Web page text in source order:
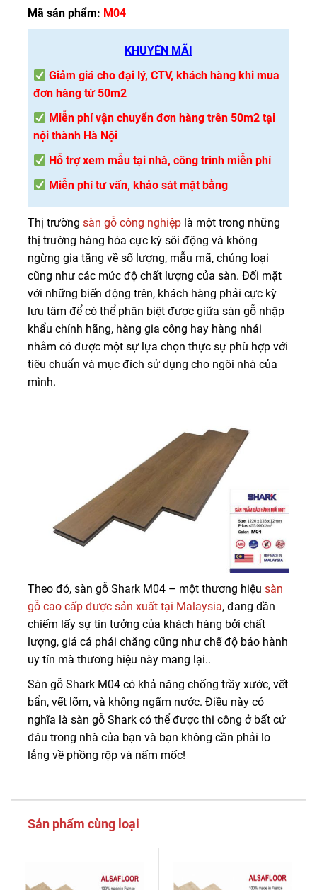
Mã sản phẩm: M04
KHUYẾN MÃI
Giảm giá cho đại lý, CTV, khách hàng khi mua
đơn hàng từ 50m2
Miễn phí vận chuyển đơn hàng trên 50m2 tại
nội thành Hà Nội
Hỗ trợ xem mẫu tại nhà, công trình miễn phí
Miễn phí tư vấn, khảo sát mặt bằng
Thị trường sàn gỗ công nghiệp là một trong những
thị trường hàng hóa cực kỳ sôi động và không
ngừng gia tăng về số lượng, mẫu mã, chủng loại
cũng như các mức độ chất lượng của sàn. Đối mặt
với những biến động trên, khách hàng phải cực kỳ
lưu tâm để có thể phân biệt được giữa sàn gỗ nhập
khẩu chính hãng, hàng gia công hay hàng nhái
nhằm có được một sự lựa chọn thực sự phù hợp với
tiêu chuẩn và mục đích sử dụng cho ngôi nhà của
mình.
Theo đó, sàn gỗ Shark M04 – một thương hiệu sàn
gỗ cao cấp được sản xuất tại Malaysia, đang dần
chiếm lấy sự tin tưởng của khách hàng bởi chất
lượng, giá cả phải chăng cũng như chế độ bảo hành
uy tín mà thương hiệu này mang lại..
Sàn gỗ Shark M04 có khả năng chống trầy xước, vết
bẩn, vết lõm, và không ngấm nước. Điều này có
nghĩa là sàn gỗ Shark có thể được thi công ở bất cứ
đâu trong nhà của bạn và bạn không cần phải lo
lắng về phồng rộp và nấm mốc!
Sản phẩm cùng loại